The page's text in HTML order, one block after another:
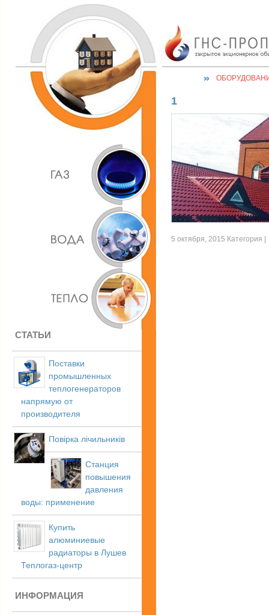
СТАТЬИ
Поставки
промышленных
теплогенераторов
напрямую от
производителя
Повірка лічильників
Станция
повышения
давления
воды: применение
Купить
алюминиевые
радиаторы в Лушев
Теплогаз-центр
ИНФОРМАЦИЯ
1
5 октября, 2015 Категория |